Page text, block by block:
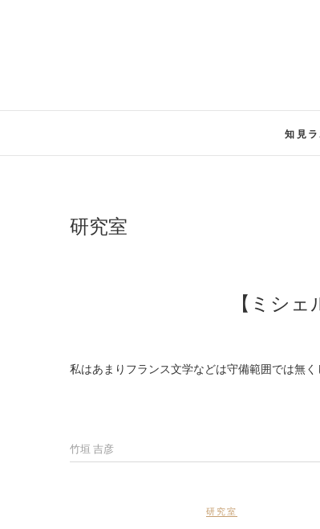
知見
研究室
【ミシ
私はあまりフランス文学などは守備範囲では
竹垣 吉彦
研究室